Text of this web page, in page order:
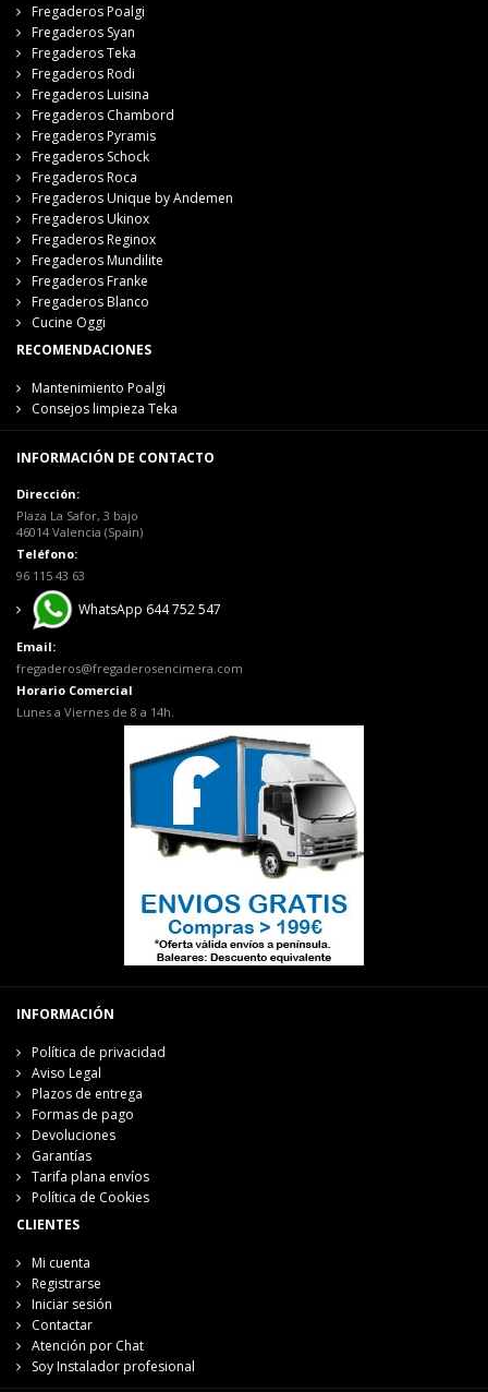
Fregaderos Poalgi
Fregaderos Syan
Fregaderos Teka
Fregaderos Rodi
Fregaderos Luisina
Fregaderos Chambord
Fregaderos Pyramis
Fregaderos Schock
Fregaderos Roca
Fregaderos Unique by Andemen
Fregaderos Ukinox
Fregaderos Reginox
Fregaderos Mundilite
Fregaderos Franke
Fregaderos Blanco
Cucine Oggi
RECOMENDACIONES
Mantenimiento Poalgi
Consejos limpieza Teka
INFORMACIÓN DE CONTACTO
Dirección:
Plaza La Safor, 3 bajo
46014 Valencia (Spain)
Teléfono:
96 115 43 63
WhatsApp 644 752 547
Email:
fregaderos@fregaderosencimera.com
Horario Comercial
Lunes a Viernes de 8 a 14h.
INFORMACIÓN
Política de privacidad
Aviso Legal
Plazos de entrega
Formas de pago
Devoluciones
Garantías
Tarifa plana envíos
Política de Cookies
CLIENTES
Mi cuenta
Registrarse
Iniciar sesión
Contactar
Atención por Chat
Soy Instalador profesional